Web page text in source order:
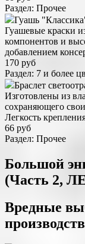
Раздел: Прочее
Гуашь
Гуашевые краски
компонентов и
добавлением
170 руб
Раздел: 7 и более
Браслет
Изготовлены из
сохраняющего
Легкость
66 руб
Раздел: Прочее
Большой
(Часть 2,
Вредные